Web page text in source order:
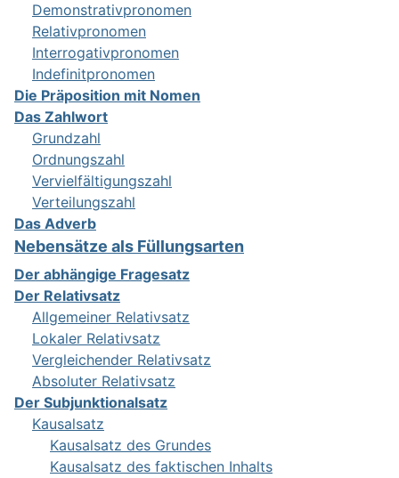
Demonstrativpronomen
Relativpronomen
Interrogativpronomen
Indefinitpronomen
Die Präposition mit Nomen
Das Zahlwort
Grundzahl
Ordnungszahl
Vervielfältigungszahl
Verteilungszahl
Das Adverb
Nebensätze als Füllungsarten
Der abhängige Fragesatz
Der Relativsatz
Allgemeiner Relativsatz
Lokaler Relativsatz
Vergleichender Relativsatz
Absoluter Relativsatz
Der Subjunktionalsatz
Kausalsatz
Kausalsatz des Grundes
Kausalsatz des faktischen Inhalts